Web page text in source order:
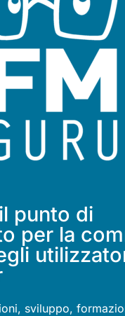
punto di
per la
sviluppo,